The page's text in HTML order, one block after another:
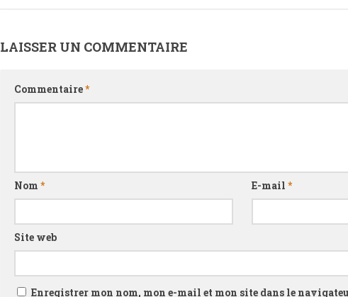
LAISSER UN COMMENTAIRE
Commentaire*
Nom * E-mail *
Site web
Enregistrer mon nom, mon e-mail et mon site dans le